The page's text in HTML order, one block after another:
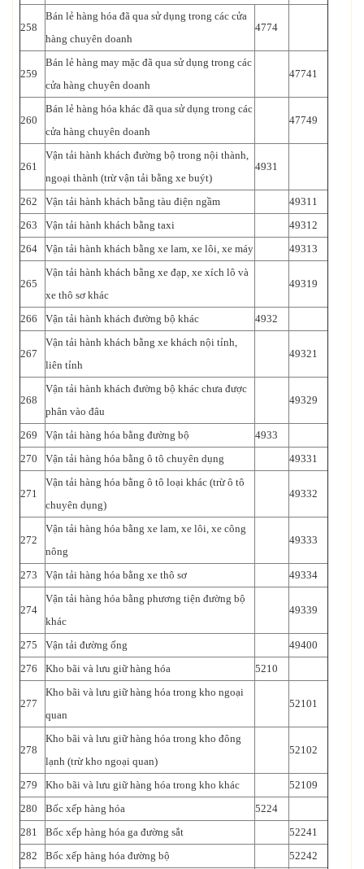
258
Bán lẻ hàng hóa đã qua sử dụng trong các cửa
hàng chuyên doanh
4774
259
Bán lẻ hàng may mặc đã qua sử dụng trong các
cửa hàng chuyên doanh
47741
260
Bán lẻ hàng hóa khác đã qua sử dụng trong các
cửa hàng chuyên doanh
47749
261
Vận tải hành khách đường bộ trong nội thành,
ngoại thành (trừ vận tải bằng xe buýt)
4931
262 Vận tải hành khách bằng tàu điện ngầm
49311
263
Vận tải hành khách bằng taxi
49312
264
Vận tải hành khách bằng xe lam, xe lôi, xe máy 49313
265
Vận tải hành khách bằng xe đạp, xe xích lô và
xe thô sơ khác
49319
266 Vận tải hành khách đường bộ khác 4932
267
Vận tải hành khách bằng xe khách nội tỉnh,
liên tỉnh
49321
268
Vận tải hành khách đường bộ khác chưa được
phân vào đâu
49329
269 Vận tải hàng hóa bằng đường bộ
4933
270
Vận tải hàng hóa bằng ô tô chuyên dụng 49331
271
Vận tải hàng hóa bằng ô tô loại khác (trừ ô tô
chuyên dụng)
49332
272
Vận tải hàng hóa bằng xe lam, xe lôi, xe công
nông
49333
273 Vận tải hàng hóa bằng xe thô sơ 49334
274
Vận tải hàng hóa bằng phương tiện đường bộ
khác
49339
275 Vận tải đường ống
49400
276
Kho bãi và lưu giữ hàng hóa 5210
277
Kho bãi và lưu giữ hàng hóa trong kho ngoại
quan
52101
278
Kho bãi và lưu giữ hàng hóa trong kho đông
lạnh (trừ kho ngoại quan)
52102
279 Kho bãi và lưu giữ hàng hóa trong kho khác
52109
280
Bốc xếp hàng hóa
5224
281
Bốc xếp hàng hóa ga đường sắt
52241
282
Bốc xếp hàng hóa đường bộ
52242